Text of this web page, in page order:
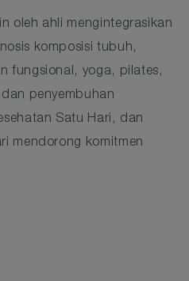
oleh ahli mengintegrasikan
komposisi tubuh,
fungsional, yoga, pilates,
penyembuhan
Satu Hari, dan
mendorong komitmen